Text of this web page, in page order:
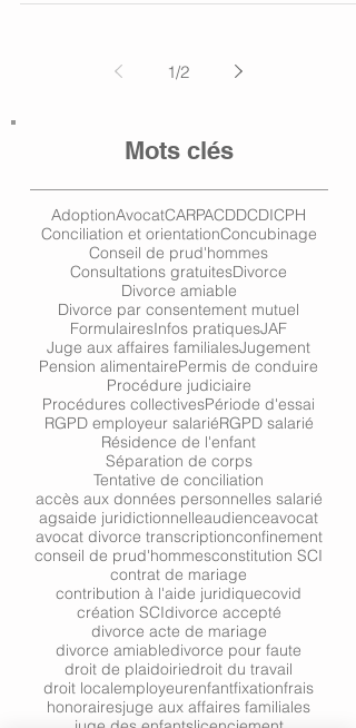
1/2
Mots clés
AdoptionAvocatCARPACDDCDICPH
Conciliation et orientationConcubinage
Conseil de prud'hommes
Consultations gratuitesDivorce
Divorce amiable
Divorce par consentement mutuel
FormulairesInfos pratiquesJAF
Juge aux affaires familialesJugement
Pension alimentairePermis de conduire
Procédure judiciaire
Procédures collectivesPériode d'essai
RGPD employeur salariéRGPD salarié
Résidence de l'enfant
Séparation de corps
Tentative de conciliation
accès aux données personnelles salarié
agsaide juridictionnelleaudienceavocat
avocat divorce transcriptionconfinement
conseil de prud'hommesconstitution SCI
contrat de mariage
contribution à l'aide juridiquecovid
création SCIdivorce accepté
divorce acte de mariage
divorce amiabledivorce pour faute
droit de plaidoiriedroit du travail
droit localemployeurenfantfixationfrais
honorairesjuge aux affaires familiales